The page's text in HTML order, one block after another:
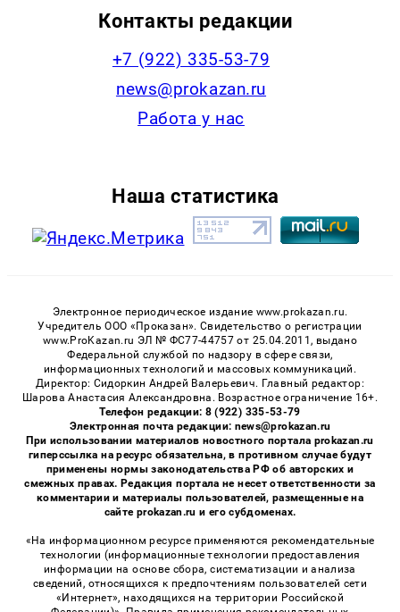
Контакты редакции
+7 (922) 335-53-79
news@prokazan.ru
Работа у нас
Наша статистика
Электронное периодическое издание www.prokazan.ru.
Учредитель ООО «Проказан». Cвидетельство о регистрации
www.ProKazan.ru ЭЛ № ФС77-44757 от 25.04.2011, выдано
Федеральной службой по надзору в сфере связи,
информационных технологий и массовых коммуникаций.
Директор: Сидоркин Андрей Валерьевич. Главный редактор:
Шарова Анастасия Александровна. Возрастное ограничение 16+.
Телефон редакции: 8 (922) 335-53-79
Электронная почта редакции: news@prokazan.ru
При использовании материалов новостного портала prokazan.ru
гиперссылка на ресурс обязательна, в противном случае будут
применены нормы законодательства РФ об авторских и
смежных правах. Редакция портала не несет ответственности за
комментарии и материалы пользователей, размещенные на
сайте prokazan.ru и его субдоменах.
«На информационном ресурсе применяются рекомендательные
технологии (информационные технологии предоставления
информации на основе сбора, систематизации и анализа
сведений, относящихся к предпочтениям пользователей сети
«Интернет», находящихся на территории Российской